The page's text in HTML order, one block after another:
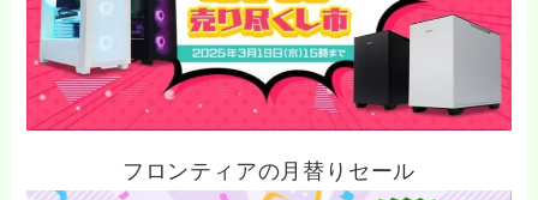
フロンティアの月替りセール